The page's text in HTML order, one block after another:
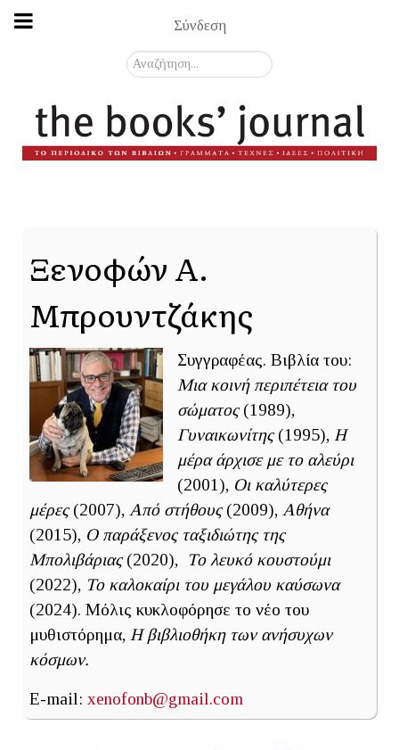
Σύνδεση
Αναζήτηση...
Ξενοφών Α.
Μπρουντζάκης
Συγγραφέας. Βιβλία του:
Μια κοινή περιπέτεια του
σώματος(1989),
Γυναικωνίτης(1995), Η
μέρα άρχισε με το αλεύρι
(2001), Οι καλύτερες
μέρες(2007), Από στήθους(2009), Αθήνα
(2015), Ο παράξενος ταξιδιώτης της
Μπολιβάριας(2020),
Το λευκό κουστούμι
(2022), Το καλοκαίρι του μεγάλου καύσωνα
(2024). Μόλις κυκλοφόρησε το νέο του
μυθιστόρημα, Η βιβλιοθήκη των ανήσυχων
κόσμων.
E-mail: xenofonb@gmail.com